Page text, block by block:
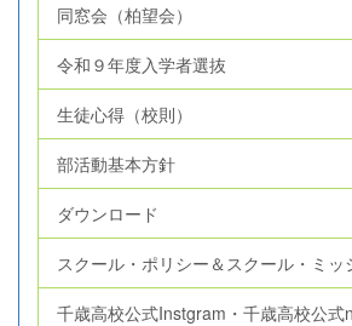
同窓会（柏望会）
令和９年度入学者選抜
生徒心得（校則）
部活動基本方針
ダウンロード
スクール・ポリシー＆スクール・ミッ
千歳高校公式Instgram・千歳高校公式